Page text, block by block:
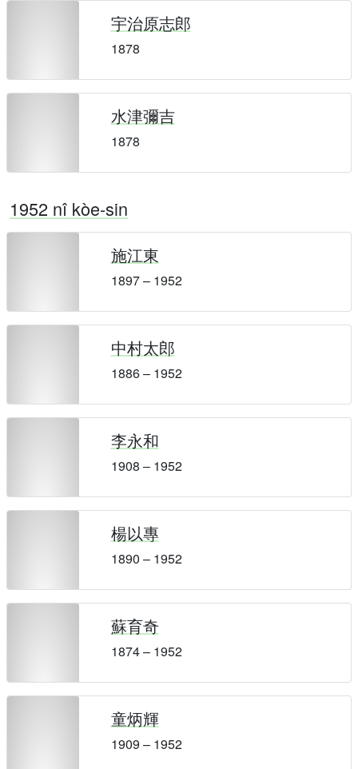
宇治原志郎
1878
水津彌吉
1878
1952 nî kòe-sin
施江東
1897 – 1952
中村太郎
1886 – 1952
李永和
1908 – 1952
楊以專
1890 – 1952
蘇育奇
1874 – 1952
童炳輝
1909 – 1952